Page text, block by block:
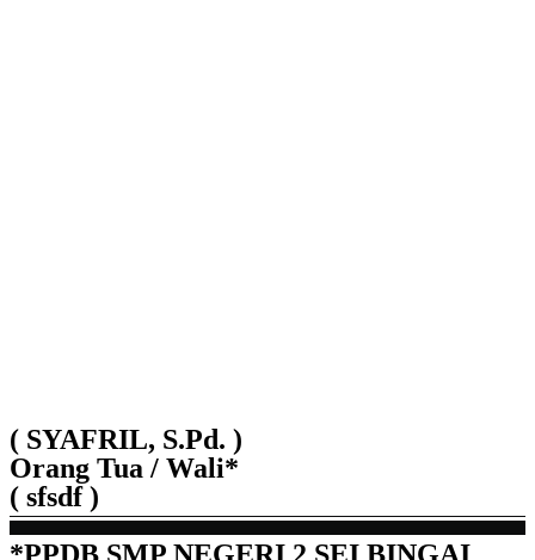
( SYAFRIL, S.Pd. )
Orang Tua / Wali*
( sfsdf )